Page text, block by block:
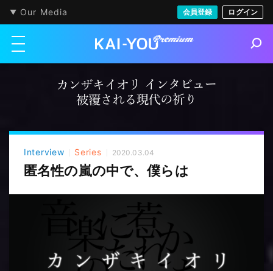
Our Media 会員登録 ログイン
メニューを開く
e
Interview Series 2020.03.04
匿名性の嵐の中で、僕らは